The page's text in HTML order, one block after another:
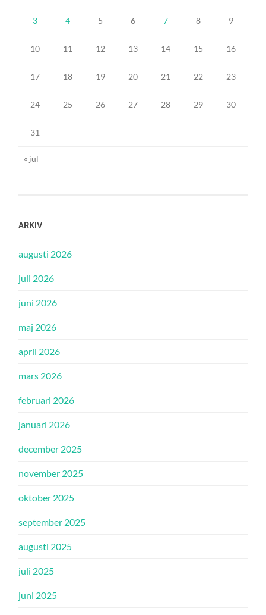
3 4 5 6 7 8 9
10 11 12 13 14 15 16
17 18 19 20 21 22 23
24 25 26 27 28 29 30
31
« jul
ARKIV
augusti 2026
juli 2026
juni 2026
maj 2026
april 2026
mars 2026
februari 2026
januari 2026
december 2025
november 2025
oktober 2025
september 2025
augusti 2025
juli 2025
juni 2025